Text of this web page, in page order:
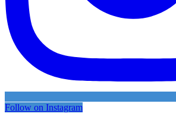
Follow on Instagram